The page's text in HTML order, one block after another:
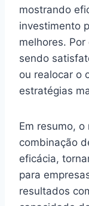
mostrando
investimento
melhores.
sendo
ou realocar o
estratégias
Em resumo,
combinação
eficácia,
para
resultados